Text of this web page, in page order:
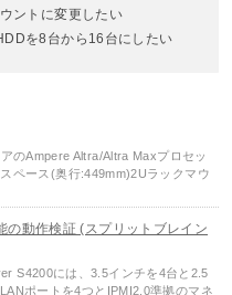
ントに変更したい
を8台から16台にしたい
のAmpere Altra/Altra Maxプロセッ
ペース(奥行:449mm)2Uラックマウ
の動作検証 (スプリットブレイン
S4200には、3.5インチを4台と2.5
ポートを4つとIPMI2.0準拠のマネ